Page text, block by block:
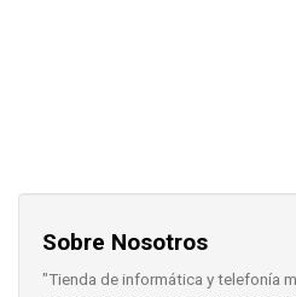
Sobre Nosotros
"Tienda de informática y telefonía